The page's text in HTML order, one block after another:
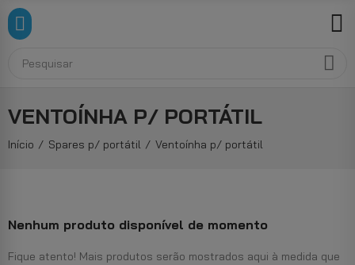
VENTOÍNHA P/ PORTÁTIL
Início Spares p/ portátil Ventoínha p/ portátil
Nenhum produto disponível de momento
Fique atento! Mais produtos serão mostrados aqui à medida que